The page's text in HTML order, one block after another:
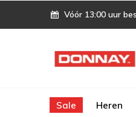
Sale Heren
Vóór 13:00 uur